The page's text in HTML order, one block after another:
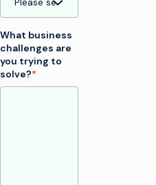
What business
challenges are
you trying to
solve?*